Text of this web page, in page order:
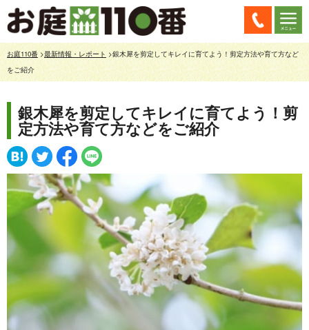
お庭110番>最新情報・レポート >銀木犀を剪定してキレイに育てよう！剪定方法や育て方など
をご紹介
銀木犀を剪定してキレイに育てよう！剪
定方法や育て方などをご紹介